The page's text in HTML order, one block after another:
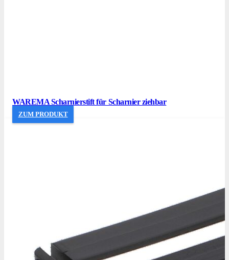
WAREMA Scharnierstift für Scharnier ziehbar
ZUM PRODUKT